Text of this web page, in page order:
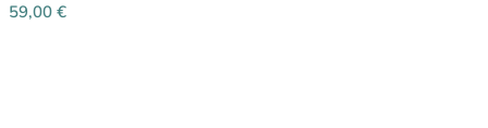
59,00 €